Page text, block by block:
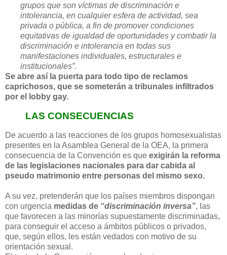
grupos que son víctimas de discriminación e
intolerancia, en cualquier esfera de actividad, sea
privada o pública, a fin de promover condiciones
equitativas de igualdad de oportunidades y combatir la
discriminación e intolerancia en todas sus
manifestaciones individuales, estructurales e
institucionales”.
Se abre así la puerta para todo tipo de reclamos
caprichosos, que se someterán a tribunales infiltrados
por el lobby gay.
LAS CONSECUENCIAS
De acuerdo a las reacciones de los grupos homosexualistas
presentes en la Asamblea General de la OEA, la primera
consecuencia de la Convención es que exigirán la reforma
de las legislaciones nacionales para dar cabida al
pseudo matrimonio entre personas del mismo sexo.
A su vez, pretenderán que los países miembros dispongan
con urgencia medidas de “discriminación inversa”, las
que favorecen a las minorías supuestamente discriminadas,
para conseguir el acceso a ámbitos públicos o privados,
que, según ellos, les están vedados con motivo de su
orientación sexual.